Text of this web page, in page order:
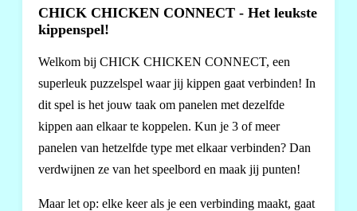
CHICK CHICKEN CONNECT - Het leukste
kippenspel!
Welkom bij CHICK CHICKEN CONNECT, een
superleuk puzzelspel waar jij kippen gaat verbinden! In
dit spel is het jouw taak om panelen met dezelfde
kippen aan elkaar te koppelen. Kun je 3 of meer
panelen van hetzelfde type met elkaar verbinden? Dan
verdwijnen ze van het speelbord en maak jij punten!
Maar let op: elke keer als je een verbinding maakt, gaat